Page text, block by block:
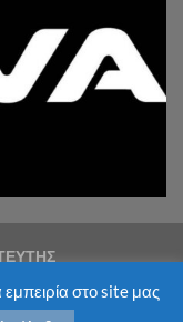
στο site μας